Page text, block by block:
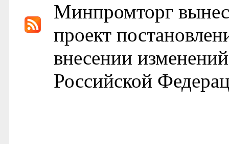
Минпромторг
проект
внесении
Российской